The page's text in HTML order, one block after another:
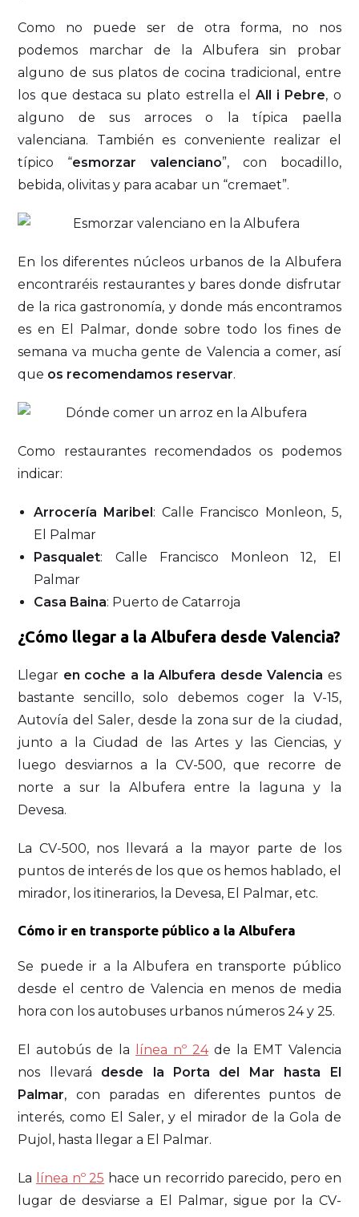
Como no puede ser de otra forma, no nos
podemos marchar de la Albufera sin probar
alguno de sus platos de cocina tradicional, entre
los que destaca su plato estrella el All i Pebre, o
alguno de sus arroces o la típica paella
valenciana. También es conveniente realizar el
típico “esmorzar valenciano”, con bocadillo,
bebida, olivitas y para acabar un “cremaet”.
En los diferentes núcleos urbanos de la Albufera
encontraréis restaurantes y bares donde disfrutar
de la rica gastronomía, y donde más encontramos
es en El Palmar, donde sobre todo los fines de
semana va mucha gente de Valencia a comer, así
que os recomendamos reservar.
Como restaurantes recomendados os podemos
indicar:
Arrocería Maribel : Calle Francisco Monleon, 5,
El Palmar
Pasqualet: Calle Francisco Monleon 12, El
Palmar
Casa Baina: Puerto de Catarroja
¿Cómo llegar a la Albufera desde Valencia?
Llegar en coche a la Albufera desde Valencia es
bastante sencillo, solo debemos coger la V-15,
Autovía del Saler, desde la zona sur de la ciudad,
junto a la Ciudad de las Artes y las Ciencias, y
luego desviarnos a la CV-500, que recorre de
norte a sur la Albufera entre la laguna y la
Devesa.
La CV-500, nos llevará a la mayor parte de los
puntos de interés de los que os hemos hablado, el
mirador, los itinerarios, la Devesa, El Palmar, etc.
Cómo ir en transporte público a la Albufera
Se puede ir a la Albufera en transporte público
desde el centro de Valencia en menos de media
hora con los autobuses urbanos números 24 y 25.
El autobús de la línea nº 24de la EMT Valencia
nos llevará desde la Porta del Mar hasta El
Palmar, con paradas en diferentes puntos de
interés, como El Saler, y el mirador de la Gola de
Pujol, hasta llegar a El Palmar.
La línea nº 25 hace un recorrido parecido, pero en
lugar de desviarse a El Palmar, sigue por la CV-